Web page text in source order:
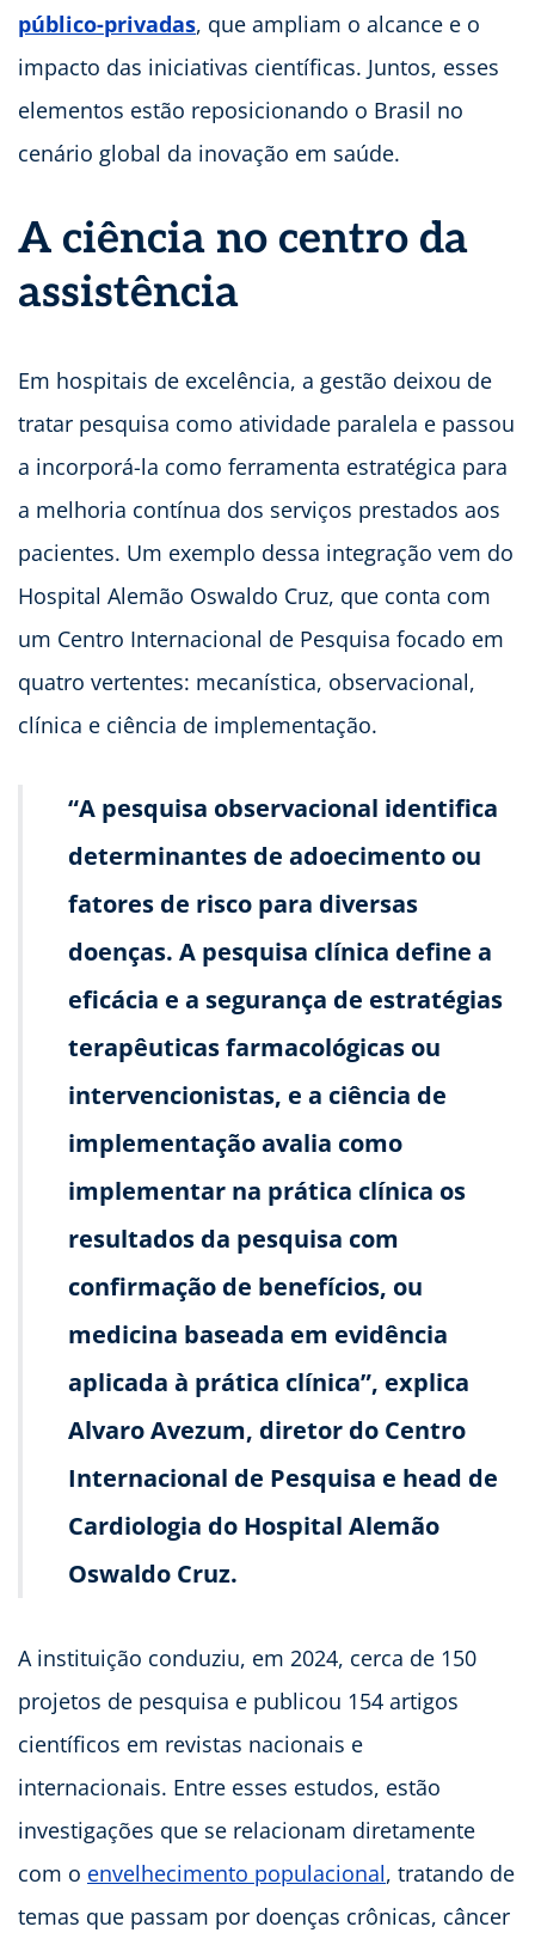
público-privadas, que ampliam o alcance e o
impacto das iniciativas científicas. Juntos, esses
elementos estão reposicionando o Brasil no
cenário global da inovação em saúde.
A ciência no centro da
assistência
Em hospitais de excelência, a gestão deixou de
tratar pesquisa como atividade paralela e passou
a incorporá-la como ferramenta estratégica para
a melhoria contínua dos serviços prestados aos
pacientes. Um exemplo dessa integração vem do
Hospital Alemão Oswaldo Cruz, que conta com
um Centro Internacional de Pesquisa focado em
quatro vertentes: mecanística, observacional,
clínica e ciência de implementação.
“A pesquisa observacional identifica
determinantes de adoecimento ou
fatores de risco para diversas
doenças. A pesquisa clínica define a
eficácia e a segurança de estratégias
terapêuticas farmacológicas ou
intervencionistas, e a ciência de
implementação avalia como
implementar na prática clínica os
resultados da pesquisa com
confirmação de benefícios, ou
medicina baseada em evidência
aplicada à prática clínica”, explica
Alvaro Avezum, diretor do Centro
Internacional de Pesquisa e head de
Cardiologia do Hospital Alemão
Oswaldo Cruz.
A instituição conduziu, em 2024, cerca de 150
projetos de pesquisa e publicou 154 artigos
científicos em revistas nacionais e
internacionais. Entre esses estudos, estão
investigações que se relacionam diretamente
com o envelhecimento populacional, tratando de
temas que passam por doenças crônicas, câncer